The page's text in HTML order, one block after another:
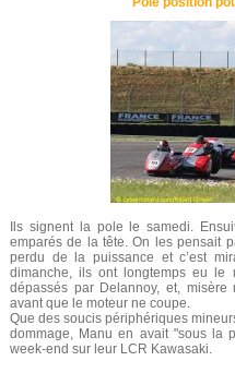
Ils signent la pole le samedi.
emparés de la tête. On les pensait
perdu de la puissance et c’est
dimanche, ils ont longtemps eu le
dépassés par Delannoy, et, misère
avant que le moteur ne coupe.
Que des soucis périphériques
dommage, Manu en avait "sous la
week-end sur leur LCR Kawasaki.